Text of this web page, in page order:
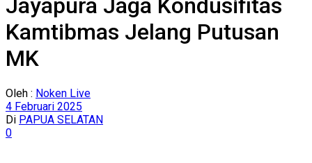
Jayapura Jaga Kondusifitas
Kamtibmas Jelang Putusan
MK
Oleh : Noken Live
4 Februari 2025
Di PAPUA SELATAN
0